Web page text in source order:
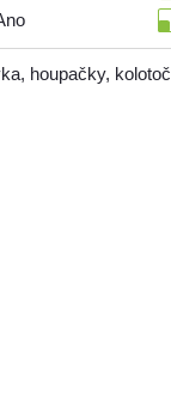
houpačky, kolotoč